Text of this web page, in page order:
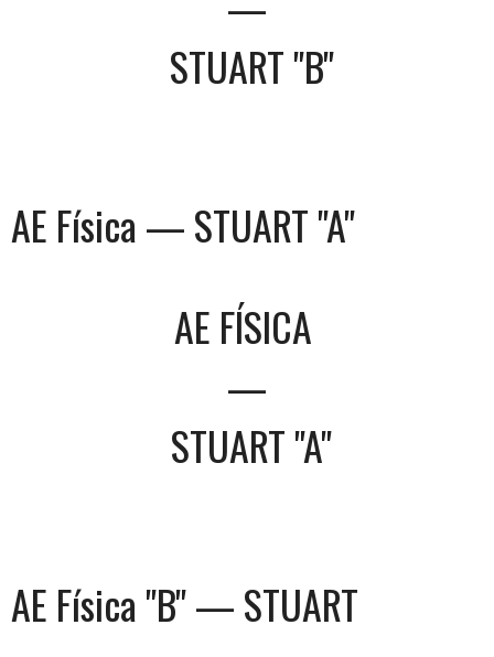
STUART "B"
AE Física — STUART "A"
AE FÍSICA
—
STUART "A"
AE Física "B" — STUART